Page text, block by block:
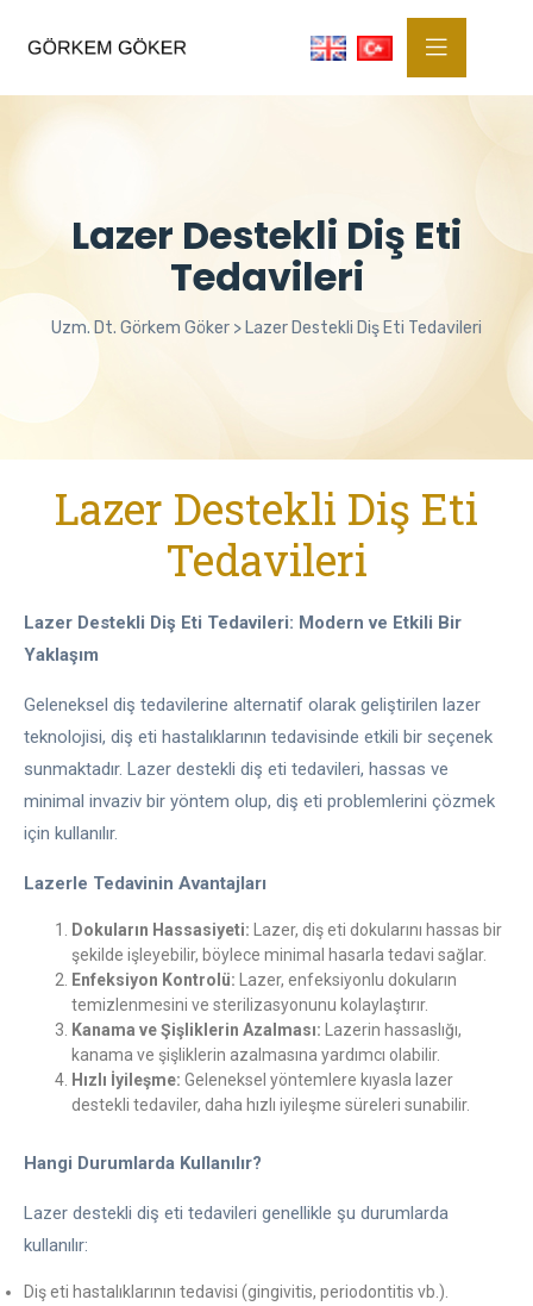
Lazer Destekli Diş Eti
Tedavileri
Uzm. Dt. Görkem Göker > Lazer Destekli Diş Eti Tedavileri
Lazer Destekli Diş Eti
Tedavileri
Lazer Destekli Diş Eti Tedavileri: Modern ve Etkili Bir
Yaklaşım
Geleneksel diş tedavilerine alternatif olarak geliştirilen lazer
teknolojisi, diş eti hastalıklarının tedavisinde etkili bir seçenek
sunmaktadır. Lazer destekli diş eti tedavileri, hassas ve
minimal invaziv bir yöntem olup, diş eti problemlerini çözmek
için kullanılır.
Lazerle Tedavinin Avantajları
Dokuların Hassasiyeti: Lazer, diş eti dokularını hassas bir
şekilde işleyebilir, böylece minimal hasarla tedavi sağlar.
Enfeksiyon Kontrolü: Lazer, enfeksiyonlu dokuların
temizlenmesini ve sterilizasyonunu kolaylaştırır.
Kanama ve Şişliklerin Azalması: Lazerin hassaslığı,
kanama ve şişliklerin azalmasına yardımcı olabilir.
Hızlı İyileşme: Geleneksel yöntemlere kıyasla lazer
destekli tedaviler, daha hızlı iyileşme süreleri sunabilir.
Hangi Durumlarda Kullanılır?
Lazer destekli diş eti tedavileri genellikle şu durumlarda
kullanılır:
Diş eti hastalıklarının tedavisi (gingivitis, periodontitis vb.).